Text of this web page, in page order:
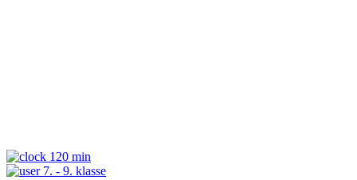
120 min
7. - 9. klasse